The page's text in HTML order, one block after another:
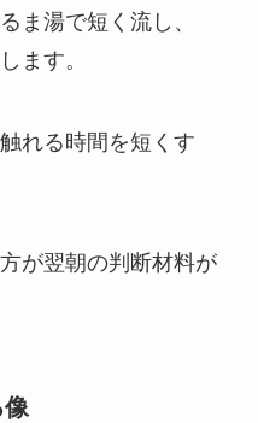
ま湯で短く流し、
ます。
れる時間を短くす
が翌朝の判断材料が
像